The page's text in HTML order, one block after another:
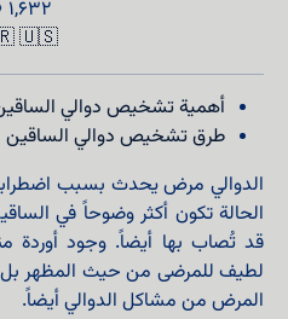
1,632
🇺🇸
أهمية تشخيص دوالي
طرق تشخيص دوالي الساقين
الدوالي مرض يحدث بسبب
الحالة تكون أكثر وضوحاً في
قد تُصاب بها أيضاً. وجود أوردة
لطيف للمرضى من حيث المظهر بل
المرض من مشاكل الدوالي أيضاً.